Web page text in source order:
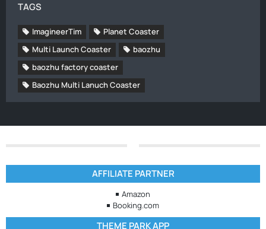
TAGS
ImagineerTim
Planet Coaster
Multi Launch Coaster
baozhu
baozhu factory coaster
Baozhu Multi Lanuch Coaster
AFFILIATE PARTNER
Amazon
Booking.com
THEME PARK APP